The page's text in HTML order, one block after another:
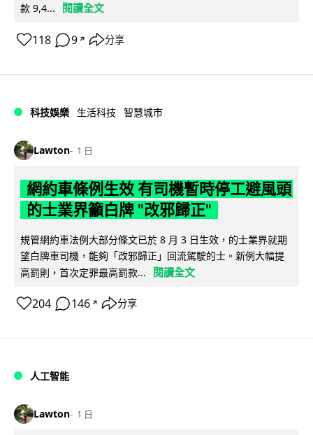
款 9,4...
閱讀全文
118 9 ↗ 分享
科技娛樂 生活科技 智慧城市
Lawton 1 日
網約車條例生效 有司機暫時停工避風頭
的士業界籲白牌 "改邪歸正"
規管網約車法例大部分條文已於 8 月 3 日生效，的士業界就期
望白牌車司機，能夠「改邪歸正」回流駕駛的士。新例大幅提
高罰則，首次定罪最高罰款...
閱讀全文
204 146 ↗ 分享
人工智能
Lawton 1 日